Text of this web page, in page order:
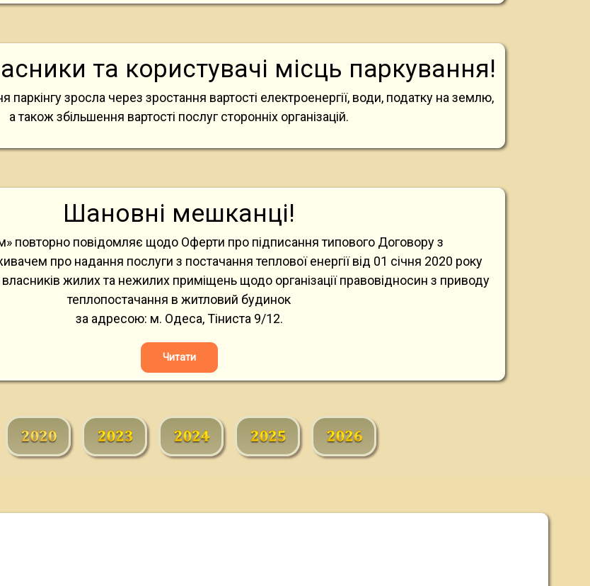
та користувачі місць паркування!
паркінгу зросла через зростання вартості електроенергії, води, податку на землю,
а також збільшення вартості послуг сторонніх організацій.
Шановні мешканці!
повторно повідомляє щодо Оферти про підписання типового Договору з
про надання послуги з постачання теплової енергії від 01 січня 2020 року
жилих та нежилих приміщень щодо організації правовідносин з приводу
теплопостачання в житловий будинок
за адресою: м. Одеса, Тіниста 9/12.
Читати